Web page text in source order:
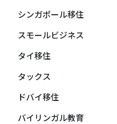
シンガポール移住
スモールビジネス
タイ移住
タックス
ドバイ移住
バイリンガル教育